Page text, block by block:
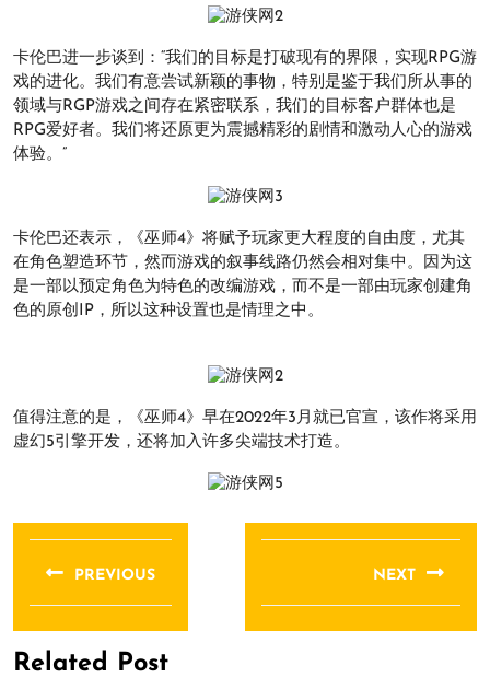
卡伦巴进一步谈到：“我们的目标是打破现有的界限，实现RPG游
戏的进化。我们有意尝试新颖的事物，特别是鉴于我们所从事的
领域与RGP游戏之间存在紧密联系，我们的目标客户群体也是
RPG爱好者。我们将还原更为震撼精彩的剧情和激动人心的游戏
体验。”
卡伦巴还表示，《巫师4》将赋予玩家更大程度的自由度，尤其
在角色塑造环节，然而游戏的叙事线路仍然会相对集中。因为这
是一部以预定角色为特色的改编游戏，而不是一部由玩家创建角
色的原创IP，所以这种设置也是情理之中。
值得注意的是，《巫师4》早在2022年3月就已官宣，该作将采用
虚幻5引擎开发，还将加入许多尖端技术打造。
文
导
航
PREVIOUS
post:
NEXT
post:
Related Post